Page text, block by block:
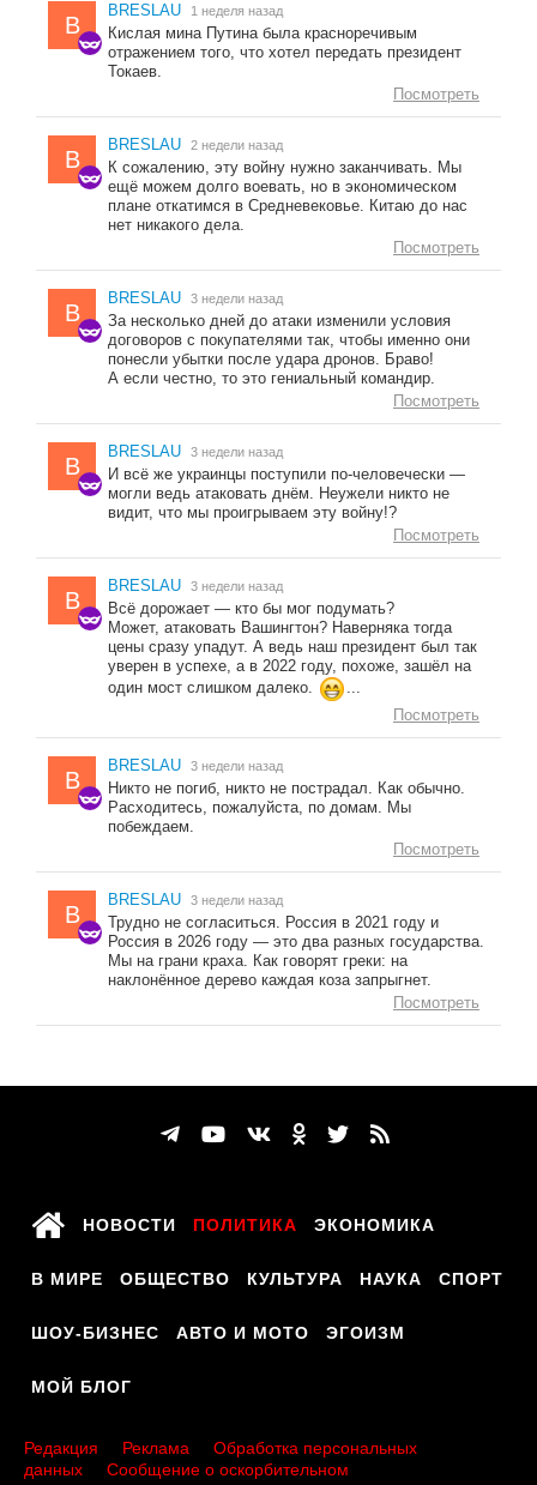
B
BRESLAU 1 неделя назад
Кислая мина Путина была красноречивым
отражением того, что хотел передать президент
Токаев.
Посмотреть
B
BRESLAU 2 недели назад
К сожалению, эту войну нужно заканчивать. Мы
ещё можем долго воевать, но в экономическом
плане откатимся в Средневековье. Китаю до нас
нет никакого дела.
Посмотреть
B
BRESLAU 3 недели назад
За несколько дней до атаки изменили условия
договоров с покупателями так, чтобы именно они
понесли убытки после удара дронов. Браво!
А если честно, то это гениальный командир.
Посмотреть
B
BRESLAU 3 недели назад
И всё же украинцы поступили по-человечески —
могли ведь атаковать днём. Неужели никто не
видит, что мы проигрываем эту войну!?
Посмотреть
B
BRESLAU 3 недели назад
Всё дорожает — кто бы мог подумать?
Может, атаковать Вашингтон? Наверняка тогда
цены сразу упадут. А ведь наш президент был так
уверен в успехе, а в 2022 году, похоже, зашёл на
один мост слишком далеко.
...
Посмотреть
B
BRESLAU 3 недели назад
Никто не погиб, никто не пострадал. Как обычно.
Расходитесь, пожалуйста, по домам. Мы
побеждаем.
Посмотреть
B
BRESLAU 3 недели назад
Трудно не согласиться. Россия в 2021 году и
Россия в 2026 году — это два разных государства.
Мы на грани краха. Как говорят греки: на
наклонённое дерево каждая коза запрыгнет.
Посмотреть
НОВОСТИ ПОЛИТИКА ЭКОНОМИКА
В МИРЕ ОБЩЕСТВО КУЛЬТУРА НАУКА СПОРТ
ШОУ-БИЗНЕС АВТО И МОТО ЭГОИЗМ
МОЙ БЛОГ
Редакция Реклама
Обработка персональных
данных
Сообщение о оскорбительном